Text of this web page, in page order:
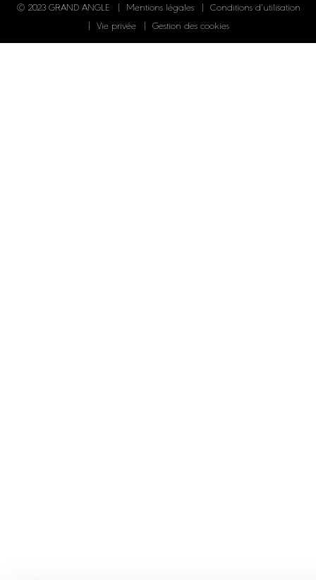
© 2023 GRAND ANGLE Mentions légales
Conditions d’utilisation
Vie privée
Gestion des cookies